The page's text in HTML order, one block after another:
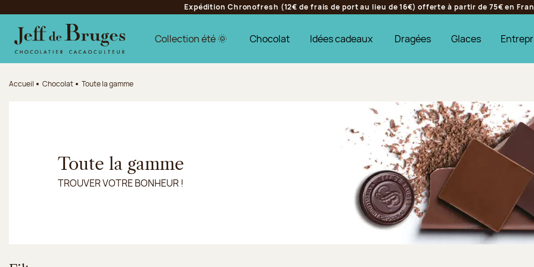
Aller au contenu principal
Aller au pied de page
Expédition Chronofresh (12€ de frais de port au lieu de 16€) offerte à partir de 75€ en
Collection été 🌞 Chocolat Idées cadeaux Dragées Glaces
Accueil Chocolat Toute la gamme
Toute la gamme
TROUVER VOTRE BONHEUR !